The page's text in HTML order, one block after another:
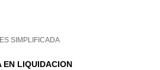
SIMPLIFICADA
EN LIQUIDACION